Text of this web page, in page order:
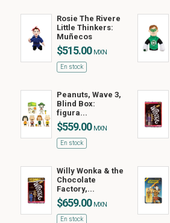
Rosie The Rivere
Little Thinkers:
Muñecos
$515.00 MXN
En stock
Peanuts, Wave 3,
Blind Box:
figura...
$559.00 MXN
En stock
Willy Wonka & the
Chocolate
Factory,...
$659.00 MXN
En stock